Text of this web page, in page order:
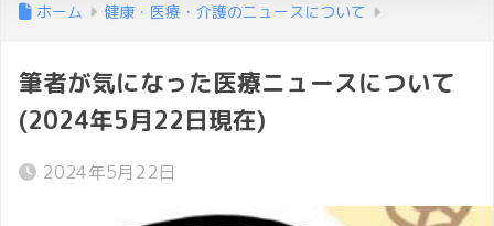
ホーム 健康・医療・介護のニュースについて
筆者が気になった医療ニュースについて
(2024年5月22日現在)
2024年5月22日